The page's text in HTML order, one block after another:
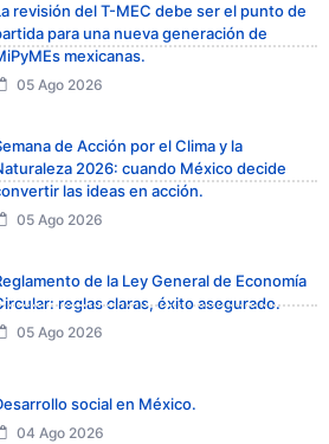
revisión del T-MEC debe ser el punto de
para una nueva generación de
mexicanas.
05 Ago 2026
de Acción por el Clima y la
2026: cuando México decide
las ideas en acción.
05 Ago 2026
de la Ley General de Economía
reglas claras, éxito asegurado.
05 Ago 2026
social en México.
04 Ago 2026